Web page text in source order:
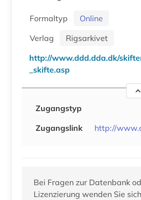
Formaltyp
Online
Verlag
Rigsarkivet
http://www.ddd.dda.dk/
_skifte.asp
Zugangstyp
Zugangslink
http://
Bei Fragen zur Datenbank
Lizenzierung wenden Sie